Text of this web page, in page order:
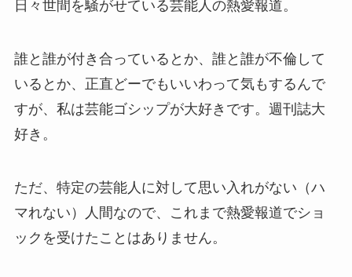
日々世間を騒がせている芸能人の熱愛報道。
誰と誰が付き合っているとか、誰と誰が不倫して
いるとか、正直どーでもいいわって気もするんで
すが、私は芸能ゴシップが大好きです。週刊誌大
好き。
ただ、特定の芸能人に対して思い入れがない（ハ
マれない）人間なので、これまで熱愛報道でショ
ックを受けたことはありません。